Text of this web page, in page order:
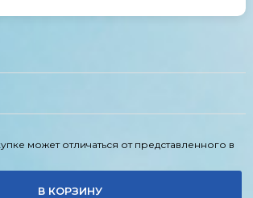
может отличаться от представленного в
В КОРЗИНУ